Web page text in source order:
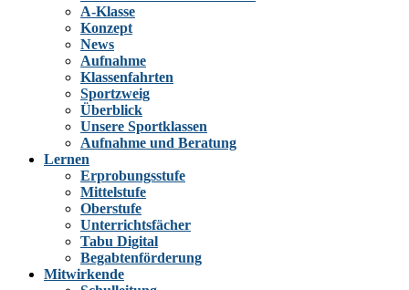
A-Klasse
Konzept
News
Aufnahme
Klassenfahrten
Sportzweig
Überblick
Unsere Sportklassen
Aufnahme und Beratung
Lernen
Erprobungsstufe
Mittelstufe
Oberstufe
Unterrichtsfächer
Tabu Digital
Begabtenförderung
Mitwirkende